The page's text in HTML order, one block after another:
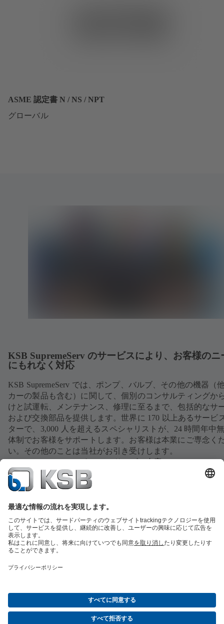
ASME 認定書 N / NS / NPT
グローバル
KSB SupremeServ のサービスにより、お客様のニ
にもれなく対応
KSB SupremeServ では、ポンプ、バルブ、その他の機器（
カーの製品も含む）に関して、個別のコンサルティングか
けと試運転、メンテナンス、修理に至るまで、包括的なサ
および交換部品を提供します。世界に 170 以上あるサービ
ターで、3,000 人を超えるスペシャリストが、24 時間年中
体制でお客様をサポートします。お客様は本業にご専念く
い。その他のことは当社がお引き受けします。
すべてのサービス内容へ
サービスの概要ツール
廃水技術水技術産業技術建築物管理エネルギー技術
ソーシャルメディア